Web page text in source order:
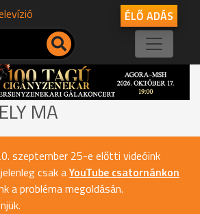
ÉLŐ ADÁS
MA
szeptember 25-e előtti videóink
csak aYouTube csatornánkon
a probléma megoldásán.